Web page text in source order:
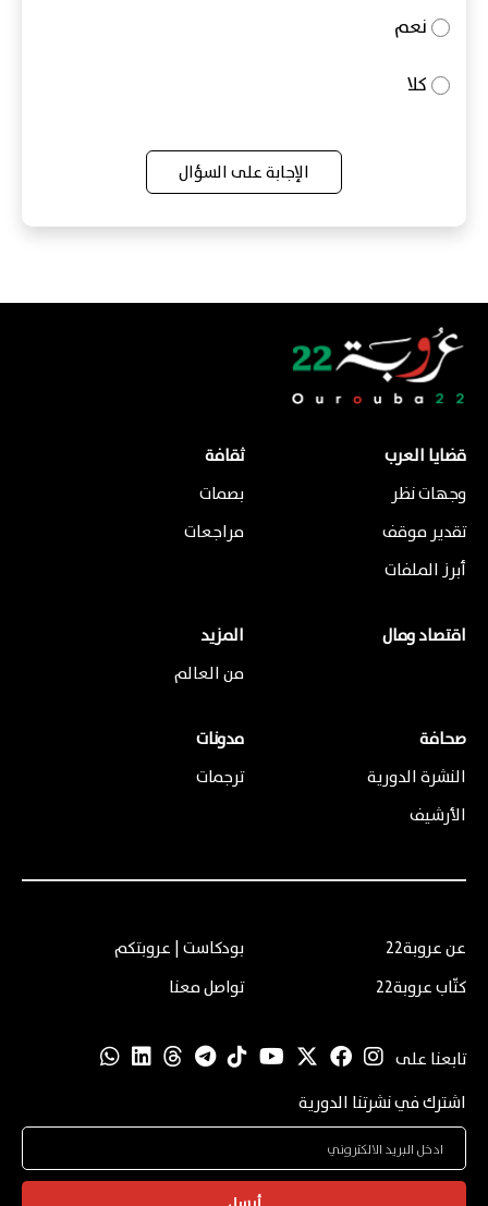
نعم
كلا
الإجابة على السؤال
قضايا العرب
وجهات نظر
تقدير موقف
أبرز الملفات
ثقافة
بصمات
مراجعات
اقتصاد ومال
المزيد
من العالم
صحافة
النشرة الدورية
الأرشيف
مدونات
ترجمات
عن عروبة22
كتّاب عروبة22
بودكاست | عروبتكم
تواصل معنا
تابعنا على
اشترك في نشرتنا الدورية